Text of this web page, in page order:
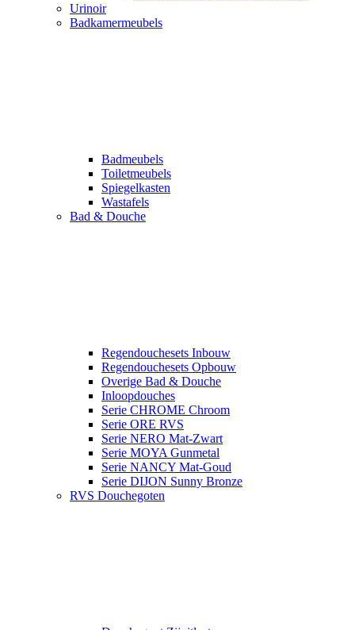
Urinoir
Badkamermeubels
Badmeubels
Toiletmeubels
Spiegelkasten
Wastafels
Bad & Douche
Regendouchesets Inbouw
Regendouchesets Opbouw
Overige Bad & Douche
Inloopdouches
Serie CHROME Chroom
Serie ORE RVS
Serie NERO Mat-Zwart
Serie MOYA Gunmetal
Serie NANCY Mat-Goud
Serie DIJON Sunny Bronze
RVS Douchegoten